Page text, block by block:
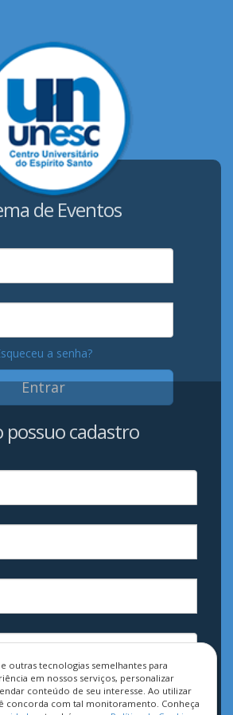
de Eventos
a senha?
Entrar
possuo cadastro
outras tecnologias semelhantes para
em nossos serviços, personalizar
conteúdo de seu interesse. Ao utilizar
concorda com tal monitoramento. Conheça